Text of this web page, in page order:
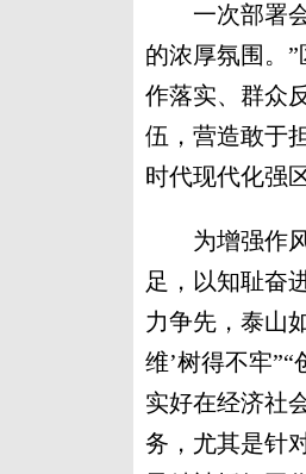
一次部署会
的浓厚氛围。
作落实、群众
伍，营造敢于
时代现代化强
为增强作风
足，以知耻奋
力争先，泰山
维’树得不牢
实好在经济社
务，尤其是针